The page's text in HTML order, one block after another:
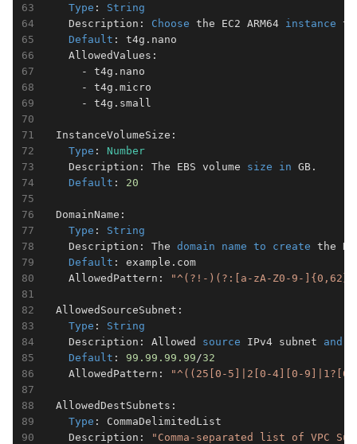
Type : String
    Description:
Choose the EC2 ARM64 instance
Default : t4g.nano
    AllowedValues:
      - t4g.nano
      - t4g.micro
      - t4g.small
  InstanceVolumeSize:
Type : Number
    Description: The EBS volume
size in GB.
Default : 20
  DomainName:
Type : String
    Description: The
domain name to create the
Default : example.com
    AllowedPattern:
"^(?!-)(?:[a-zA-Z0-9-
  AllowedSourceSubnet:
Type : String
    Description: Allowed
source IPv4 subnet and
Default : 99.99 .99 .99 /32
    AllowedPattern:
"^((25[0-5]|2[0-4][0-
  AllowedDestSubnets:
Type : CommaDelimitedList
    Description:
"Comma-separated list of VPC